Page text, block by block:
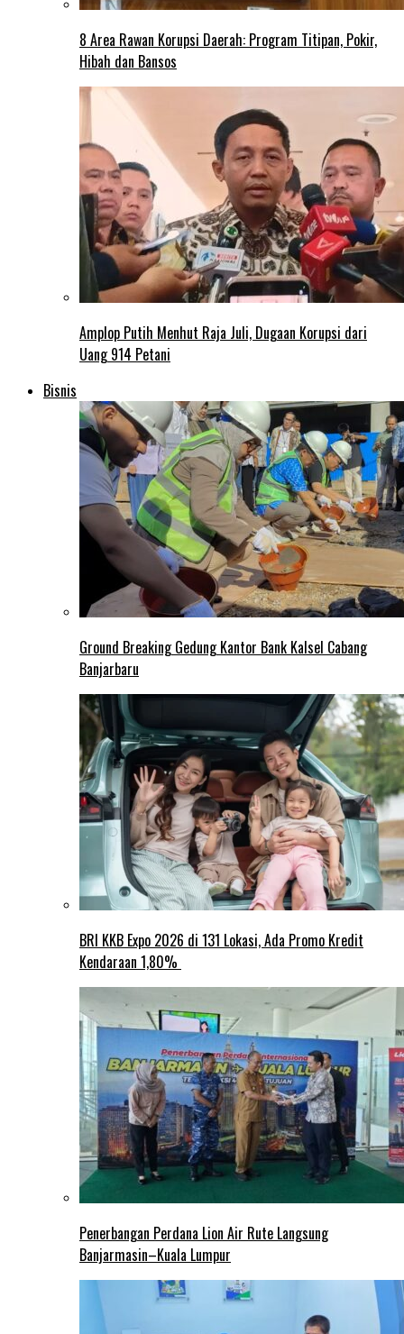
8 Area Rawan Korupsi Daerah: Program Titipan, Pokir,
Hibah dan Bansos
Amplop Putih Menhut Raja Juli, Dugaan Korupsi dari
Uang 914 Petani
Bisnis
Ground Breaking Gedung Kantor Bank Kalsel Cabang
Banjarbaru
BRI KKB Expo 2026 di 131 Lokasi, Ada Promo Kredit
Kendaraan 1,80%
Penerbangan Perdana Lion Air Rute Langsung
Banjarmasin–Kuala Lumpur